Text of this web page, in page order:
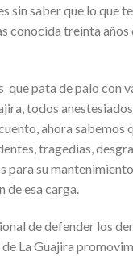
saber que lo que
conocida treinta años
pata de palo con
todos
ahora
tragedias,
su
de esa carga.
de defender los
La Guajira